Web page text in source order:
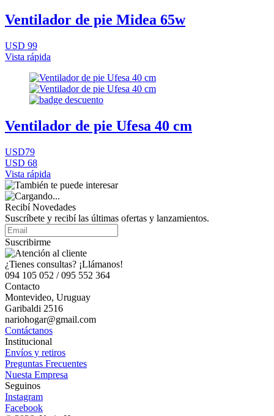
Ventilador de pie Midea 65w
USD 99
Vista rápida
Ventilador de pie Ufesa 40 cm
USD79
USD 68
Vista rápida
Recibí Novedades
Suscríbete y recibí las últimas ofertas y lanzamientos.
Suscribirme
¿Tienes consultas? ¡Llámanos!
094 105 052 / 095 552 364
Contacto
Montevideo, Uruguay
Garibaldi 2516
nariohogar@gmail.com
Contáctanos
Institucional
Envíos y retiros
Preguntas Frecuentes
Nuesta Empresa
Seguinos
Instagram
Facebook